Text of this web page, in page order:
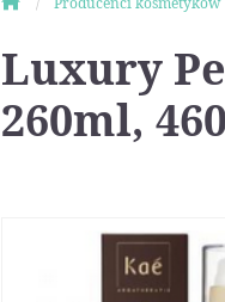
Luxury
260ml,